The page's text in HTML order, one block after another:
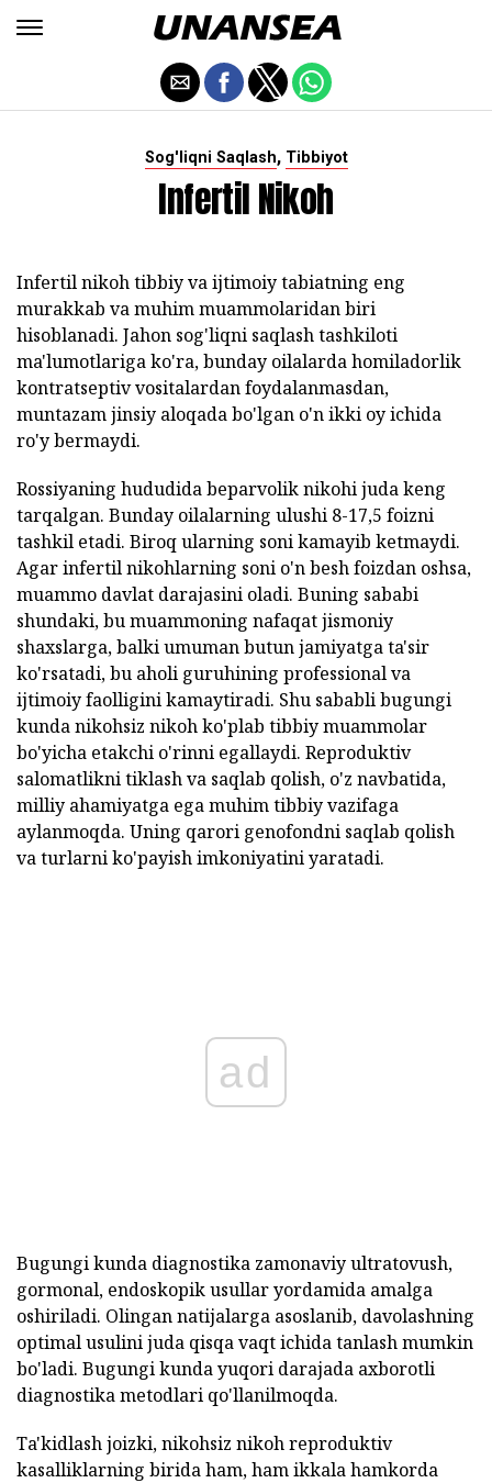
Sog'liqni Saqlash, Tibbiyot
Infertil Nikoh
Infertil nikoh tibbiy va ijtimoiy tabiatning eng
murakkab va muhim muammolaridan biri
hisoblanadi. Jahon sog'liqni saqlash tashkiloti
ma'lumotlariga ko'ra, bunday oilalarda homiladorlik
kontratseptiv vositalardan foydalanmasdan,
muntazam jinsiy aloqada bo'lgan o'n ikki oy ichida
ro'y bermaydi.
Rossiyaning hududida beparvolik nikohi juda keng
tarqalgan. Bunday oilalarning ulushi 8-17,5 foizni
tashkil etadi. Biroq ularning soni kamayib ketmaydi.
Agar infertil nikohlarning soni o'n besh foizdan oshsa,
muammo davlat darajasini oladi. Buning sababi
shundaki, bu muammoning nafaqat jismoniy
shaxslarga, balki umuman butun jamiyatga ta'sir
ko'rsatadi, bu aholi guruhining professional va
ijtimoiy faolligini kamaytiradi. Shu sababli bugungi
kunda nikohsiz nikoh ko'plab tibbiy muammolar
bo'yicha etakchi o'rinni egallaydi. Reproduktiv
salomatlikni tiklash va saqlab qolish, o'z navbatida,
milliy ahamiyatga ega muhim tibbiy vazifaga
aylanmoqda. Uning qarori genofondni saqlab qolish
va turlarni ko'payish imkoniyatini yaratadi.
ad
Bugungi kunda diagnostika zamonaviy ultratovush,
gormonal, endoskopik usullar yordamida amalga
oshiriladi. Olingan natijalarga asoslanib, davolashning
optimal usulini juda qisqa vaqt ichida tanlash mumkin
bo'ladi. Bugungi kunda yuqori darajada axborotli
diagnostika metodlari qo'llanilmoqda.
Ta'kidlash joizki, nikohsiz nikoh reproduktiv
kasalliklarning birida ham, ham ikkala hamkorda